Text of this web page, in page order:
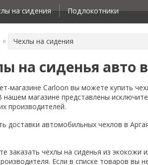
на сидения Подлокотники
Чехлы на сидения
на сиденья авто
магазине Carloon вы можете купить
нашем магазине представлены
производителей.
доставки автомобильных чехлов в
заказать чехлы на сиденья из экокожи
Если в списке товаров вы